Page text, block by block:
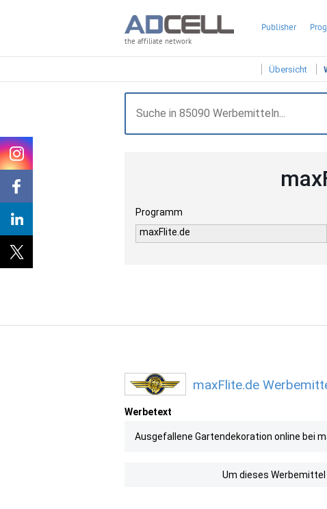
the affiliate network
Publisher
Übersicht
Programm
maxFlite.de
maxFlite.de
Werbetext
Ausgefallene Gartendekoration online bei
Um dieses